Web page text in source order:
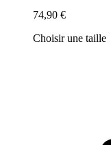
74,90 €
Choisir une taille